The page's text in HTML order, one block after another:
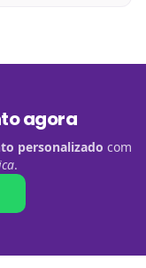
agora
personalizado com
.